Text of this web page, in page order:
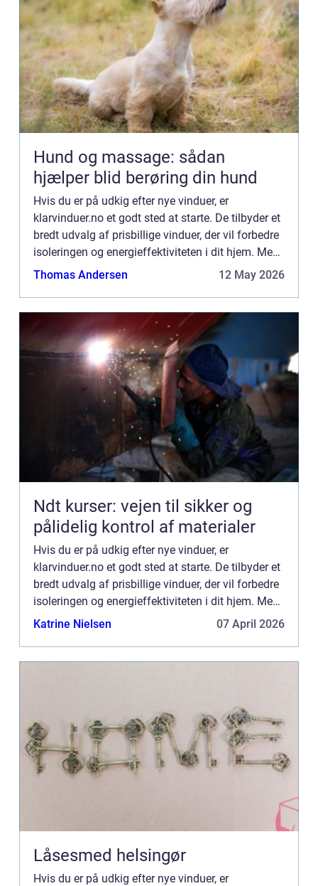
Hund og massage: sådan
hjælper blid berøring din hund
Hvis du er på udkig efter nye vinduer, er
klarvinduer.no et godt sted at starte. De tilbyder et
bredt udvalg af prisbillige vinduer, der vil forbedre
isoleringen og energieffektiviteten i dit hjem. Men
der er nogle ting, du bør overveje, før du foret...
Thomas Andersen 12 May 2026
Ndt kurser: vejen til sikker og
pålidelig kontrol af materialer
Hvis du er på udkig efter nye vinduer, er
klarvinduer.no et godt sted at starte. De tilbyder et
bredt udvalg af prisbillige vinduer, der vil forbedre
isoleringen og energieffektiviteten i dit hjem. Men
der er nogle ting, du bør overveje, før du foret...
Katrine Nielsen 07 April 2026
Låsesmed helsingør
Hvis du er på udkig efter nye vinduer, er